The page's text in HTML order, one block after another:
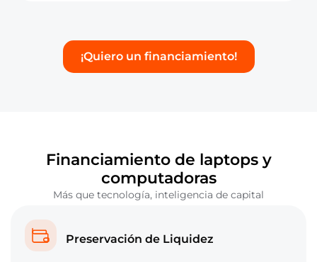
¡Quiero un financiamiento!
Financiamiento de laptops y
computadoras
Más que tecnología, inteligencia de capital
Preservación de Liquidez